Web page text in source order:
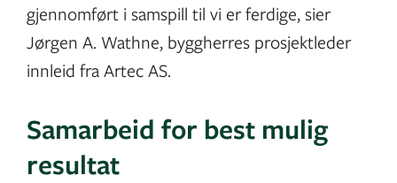
gjennomført i samspill til vi er ferdige, sier
Jørgen A. Wathne, byggherres prosjektleder
innleid fra Artec AS.
Samarbeid for best mulig
resultat